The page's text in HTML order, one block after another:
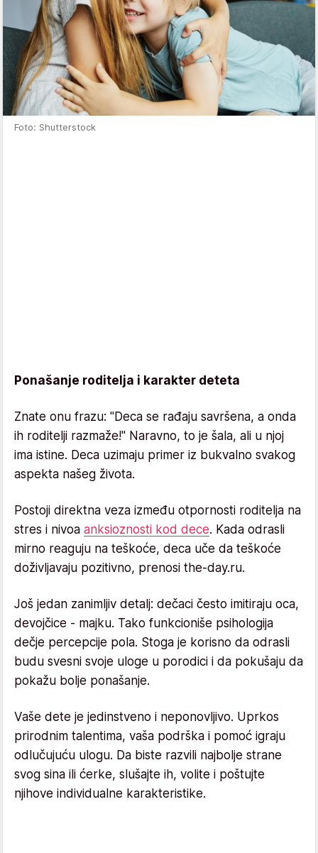
Foto: Shutterstock
Ponašanje roditelja i karakter deteta
Znate onu frazu: "Deca se rađaju savršena, a onda
ih roditelji razmaže!" Naravno, to je šala, ali u njoj
ima istine. Deca uzimaju primer iz bukvalno svakog
aspekta našeg života.
Postoji direktna veza između otpornosti roditelja na
stres i nivoa anksioznosti kod dece. Kada odrasli
mirno reaguju na teškoće, deca uče da teškoće
doživljavaju pozitivno, prenosi the-day.ru.
Još jedan zanimljiv detalj: dečaci često imitiraju oca,
devojčice - majku. Tako funkcioniše psihologija
dečje percepcije pola. Stoga je korisno da odrasli
budu svesni svoje uloge u porodici i da pokušaju da
pokažu bolje ponašanje.
Vaše dete je jedinstveno i neponovljivo. Uprkos
prirodnim talentima, vaša podrška i pomoć igraju
odlučujuću ulogu. Da biste razvili najbolje strane
svog sina ili ćerke, slušajte ih, volite i poštujte
njihove individualne karakteristike.